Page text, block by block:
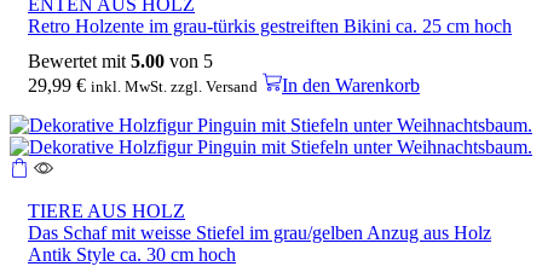
ENTEN AUS HOLZ
Retro Holzente im grau-türkis gestreiften Bikini ca. 25 cm hoch
Bewertet mit 5.00 von 5
29,99 € inkl. MwSt. zzgl. Versand In den Warenkorb
TIERE AUS HOLZ
Das Schaf mit weisse Stiefel im grau/gelben Anzug aus Holz
Antik Style ca. 30 cm hoch